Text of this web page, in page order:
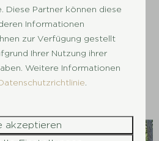
Parks verfügen über
Die Einrichtungen variieren
Diese Partner können diese
Informationen
zur Verfügung gestellt
Ihrer Nutzung ihrer
Weitere Informationen
akzeptieren